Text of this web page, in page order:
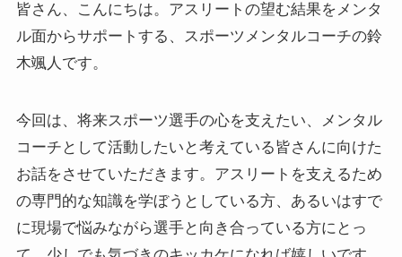
皆さん、こんにちは。アスリートの望む結果をメンタ
ル面からサポートする、スポーツメンタルコーチの鈴
木颯人です。
今回は、将来スポーツ選手の心を支えたい、メンタル
コーチとして活動したいと考えている皆さんに向けた
お話をさせていただきます。アスリートを支えるため
の専門的な知識を学ぼうとしている方、あるいはすで
に現場で悩みながら選手と向き合っている方にとっ